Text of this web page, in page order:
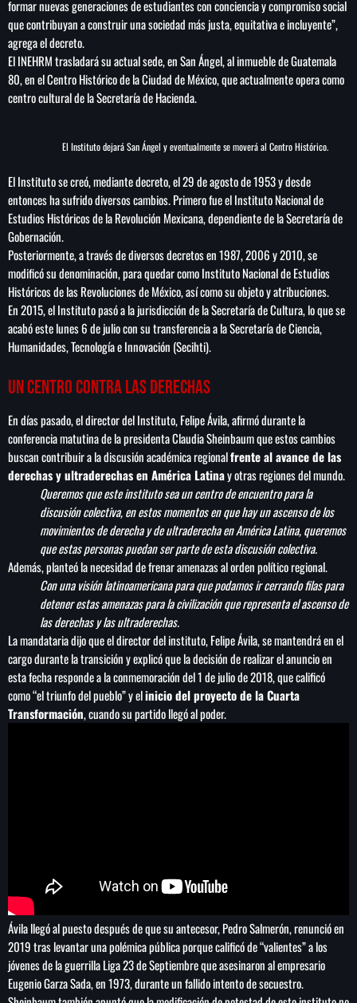
formar nuevasgeneraciones de estudiantes con conciencia y compromiso social
que contribuyan a construir una sociedadmás justa, equitativa e incluyente”,
agrega el decreto.
El INEHRM trasladará su actual sede, en San Ángel, al inmueble de Guatemala
80, en el Centro Histórico de la Ciudad de México, que actualmente opera como
centro cultural de la Secretaría de Hacienda.
El Instituto dejará San Ángel y eventualmente se moverá al Centro Histórico.
El Instituto se creó, mediante decreto,el 29 de agosto de 1953 y desde
entonces ha sufrido diversos cambios. Primero fue el Instituto Nacional de
Estudios Históricos de la Revolución Mexicana, dependiente de la Secretaría de
Gobernación.
Posteriormente, a través de diversos decretos en 1987, 2006 y 2010,se
modificó sudenominación, para quedar como Instituto Nacional de Estudios
Históricos de las Revoluciones de México, asícomo su objeto y atribuciones.
En 2015, el Instituto pasó a la jurisdicción de laSecretaría de Cultura, lo que se
acabó este lunes 6 de julio con su transferencia a la Secretaría de Ciencia,
Humanidades, Tecnología e Innovación (Secihti).
Un centro contra las derechas
En días pasado, el director del Instituto, Felipe Ávila, afirmó durante la
conferencia matutina de la presidenta Claudia Sheinbaum que estos cambios
buscan contribuir a la discusión académica regionalfrente al avance de las
derechas y ultraderechas en América Latinay otras regiones del mundo.
Queremos que este instituto sea un centro de encuentro para la
discusión colectiva, en estos momentos en que hay un ascenso de los
movimientos de derecha y de ultraderecha en América Latina, queremos
que estas personas puedan ser parte de esta discusión colectiva.
Además, planteó la necesidad de frenar amenazas al orden político regional.
Con una visión latinoamericana para que podamos ir cerrando filas para
detener estas amenazas para la civilización que representa el ascenso de
las derechas y las ultraderechas.
La mandataria dijo que el director del instituto, Felipe Ávila, se mantendrá en el
cargo durante la transición y explicó que la decisión de realizar el anuncio en
esta fecha responde a la conmemoración del 1 de julio de 2018, que calificó
como “el triunfo del pueblo” y elinicio del proyecto de la Cuarta
Transformación, cuando su partido llegó al poder.
Ávila llegó al puesto después de que su antecesor, Pedro Salmerón, renunció en
2019 tras levantar una polémica pública porque calificó de “valientes” a los
jóvenes de la guerrilla Liga 23 de Septiembre que asesinaron al empresario
Eugenio Garza Sada, en 1973, durante un fallido intento de secuestro.